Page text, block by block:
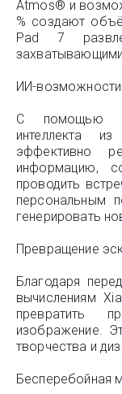
Atmos® и
% создают
Pad 7
ИИ-возможности
С помощью
интеллекта
эффективно
информацию,
проводить
персональным
генерировать
Превращение
Благодаря
вычислениям
превратить
изображение.
творчества и
Бесперебойная